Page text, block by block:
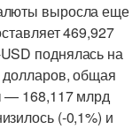
выросла еще
469,927
поднялась на
долларов, общая
— 168,117 млрд
(-0,1%) и